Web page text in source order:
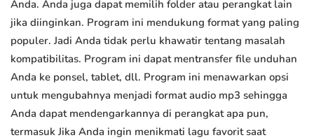
Anda. Anda juga dapat memilih folder atau perangkat lain
jika diinginkan. Program ini mendukung format yang paling
populer. Jadi Anda tidak perlu khawatir tentang masalah
kompatibilitas. Program ini dapat mentransfer file unduhan
Anda ke ponsel, tablet, dll. Program ini menawarkan opsi
untuk mengubahnya menjadi format audio mp3 sehingga
Anda dapat mendengarkannya di perangkat apa pun,
termasuk Jika Anda ingin menikmati lagu favorit saat